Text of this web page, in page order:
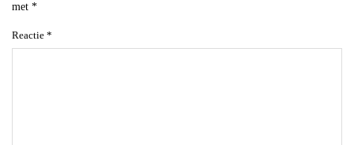
met *
Reactie *